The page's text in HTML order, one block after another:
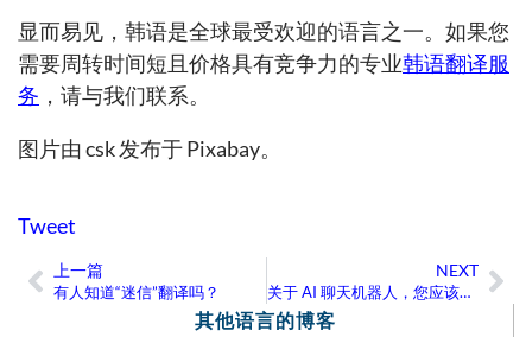
其他语言的博客
显而易见，韩语是全球最受欢迎的语言之一。如果您
需要周转时间短且价格具有竞争力的专业韩语翻译服
务 ，请与我们联系。
图片由 csk 发布于 Pixabay。
Tweet
Prev
上一篇
有人知道“迷信”翻译吗？
NEXT
关于 AI 聊天机器人，您应该了解的细节（上篇）